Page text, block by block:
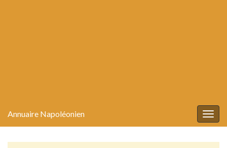
Annuaire Napoléonien